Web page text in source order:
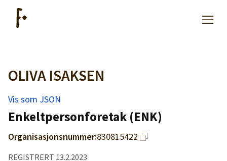
Artikler
Hjelp
Kjøpe lister
OLIVA ISAKSEN
Vis som JSON
Enkeltpersonforetak (ENK)
Organisasjonsnummer:830815422
REGISTRERT 13.2.2023